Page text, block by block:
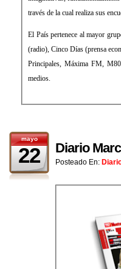
El País pertenece al mayor grupo mediático español, el Grupo PRISA, que es
(radio), Cinco Días (prensa económica), Editorial
Principales, Máxima FM, M80 Radio(radiofórmula), Sogecable, Cuatro, Localia, Digital+ (televisión), entre otros
medios.
mayo
22 Diario
Posteado En: